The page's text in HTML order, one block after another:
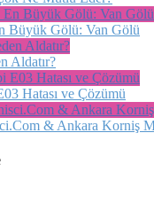
Büyük Gölü: Van Gölü
Aldatır?
Hatası ve Çözümü
& Ankara Korniş